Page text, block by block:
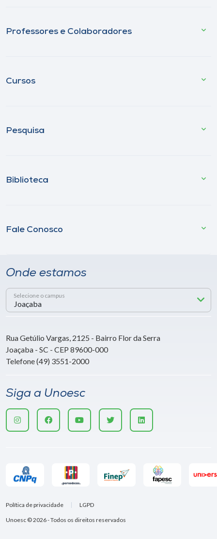
Professores e Colaboradores
Cursos
Pesquisa
Biblioteca
Fale Conosco
Onde estamos
Selecione o campus
Rua Getúlio Vargas, 2125 - Bairro Flor da Serra
Joaçaba - SC - CEP 89600-000
Telefone (49) 3551-2000
Siga a Unoesc
Unoesc © 2026 - Todos os direitos reservados
Política de privacidade LGPD